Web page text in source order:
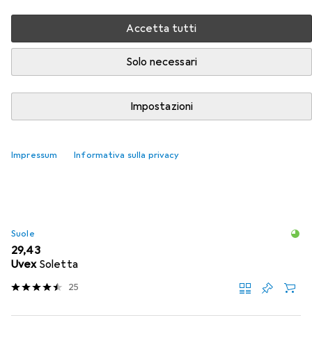
Accetta tutti
Solo necessari
Impostazioni
Impressum Informativa sulla privacy
Elenco dei prodotti
EUR
31,20
Suole
EUR
29,43
Uvex Soletta
25